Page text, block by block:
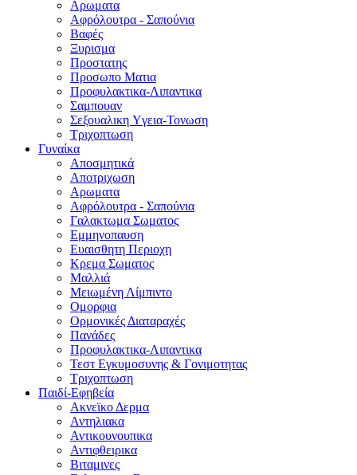
Αρωματα
Αφρόλουτρα - Σαπούνια
Βαφές
Ξυρισμα
Προστατης
Προσωπο Ματια
Προφυλακτικα-Λιπαντικα
Σαμπουαν
Σεξουαλικη Yγεια-Τονωση
Τριχοπτωση
Γυναίκα
Αποσμητικά
Αποτριχωση
Αρωματα
Αφρόλουτρα - Σαπούνια
Γαλακτωμα Σωματος
Εμμηνοπαυση
Ευαισθητη Περιοχη
Κρεμα Σωματος
Μαλλιά
Μειωμένη Λίμπιντο
Ομορφια
Ορμονικές Διαταραχές
Πανάδες
Προφυλακτικα-Λιπαντικα
Τεστ Εγκυμοσυνης & Γονιμοτητας
Τριχοπτωση
Παιδί-Εφηβεία
Ακνεϊκο Δερμα
Αντηλιακα
Αντικουνουπικα
Αντιφθειρικα
Βιταμινες